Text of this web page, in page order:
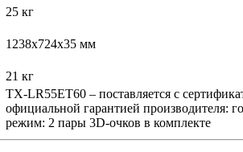
25 кг
1238x724x35 мм
21 кг
TX-LR55ET60 – поставляется с
официальной гарантией производителя:
режим: 2 пары 3D-очков в комплекте